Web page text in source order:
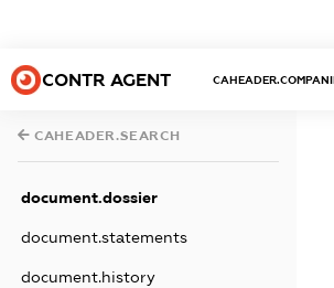
CONTR AGENT
CAHEADER.SEARCH
document.dossier
document.statements
document.history